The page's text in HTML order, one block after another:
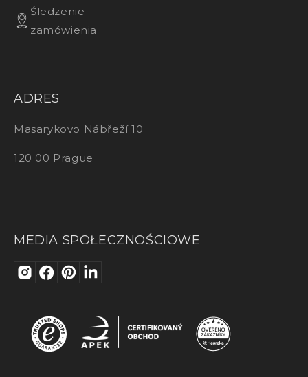
Śledzenie
zamówienia
ADRES
Masarykovo Nábřeží 10
120 00 Prague
MEDIA SPOŁECZNOŚCIOWE